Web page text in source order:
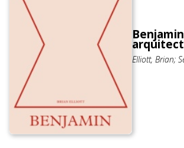
Elliott, Brian;